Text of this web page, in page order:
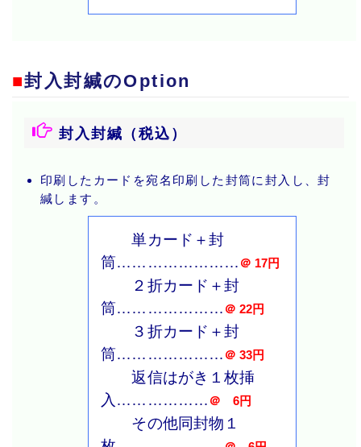
■封入封緘のOption
封入封緘（税込）
印刷したカードを宛名印刷した封筒に封入し、封
緘します。
単カード＋封
筒…………………… ＠ 17円
２折カード＋封
筒………………… ＠ 22円
３折カード＋封
筒………………… ＠ 33円
返信はがき１枚挿
入……………… ＠ 6円
その他同封物１